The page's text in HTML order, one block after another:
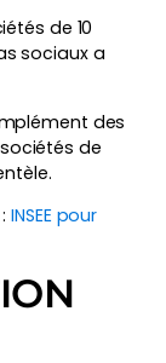
de 10
sociaux a
des
de
:INSEE pour